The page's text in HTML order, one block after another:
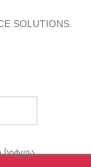
SOLUTIONS.